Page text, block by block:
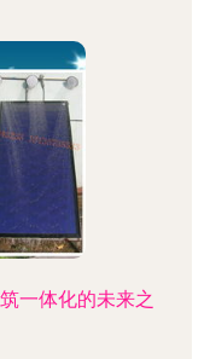
一体化的未来之